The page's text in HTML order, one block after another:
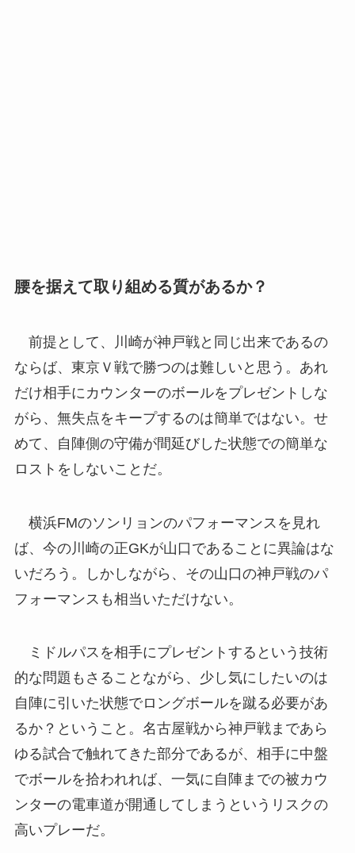
腰を据えて取り組める質があるか？
前提として、川崎が神戸戦と同じ出来であるの
ならば、東京Ｖ戦で勝つのは難しいと思う。あれ
だけ相手にカウンターのボールをプレゼントしな
がら、無失点をキープするのは簡単ではない。せ
めて、自陣側の守備が間延びした状態での簡単な
ロストをしないことだ。
横浜FMのソンリョンのパフォーマンスを見れ
ば、今の川崎の正GKが山口であることに異論はな
いだろう。しかしながら、その山口の神戸戦のパ
フォーマンスも相当いただけない。
ミドルパスを相手にプレゼントするという技術
的な問題もさることながら、少し気にしたいのは
自陣に引いた状態でロングボールを蹴る必要があ
るか？ということ。名古屋戦から神戸戦まであら
ゆる試合で触れてきた部分であるが、相手に中盤
でボールを拾われれば、一気に自陣までの被カウ
ンターの電車道が開通してしまうというリスクの
高いプレーだ。